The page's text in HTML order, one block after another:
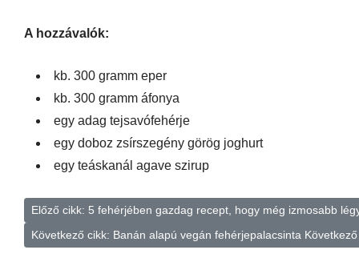
A hozzávalók:
kb. 300 gramm eper
kb. 300 gramm áfonya
egy adag tejsavófehérje
egy doboz zsírszegény görög joghurt
egy teáskanál agave szirup
Előző cikk: 5 fehérjében gazdag recept, hogy még izmosabb
Következő cikk: Banán alapú vegán fehérjepalacsinta Következő